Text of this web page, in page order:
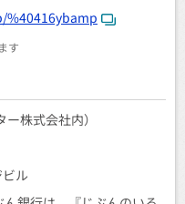
す
株式会社内）
ル